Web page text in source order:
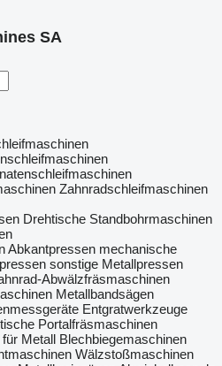
SA
Zahnradschleifmaschinen
Drehtische Standbohrmaschinen
Abkantpressen mechanische
sonstige Metallpressen
Abwälzfräsmaschinen
Metallbandsägen
Entgratwerkzeuge
Portalfräsmaschinen
Metall Blechbiegemaschinen
Wälzstoßmaschinen